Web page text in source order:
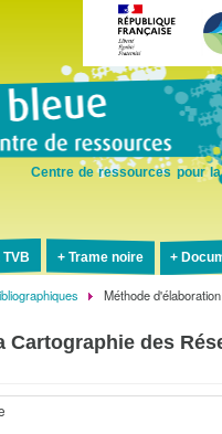
Centre de ressources pour
TVB Trame noire
Méthode
Cartographie des